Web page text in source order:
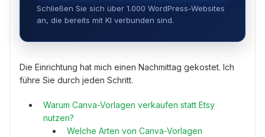
Schließen Sie sich über 1.000 WordPress-Websites
an, die bereits mit KI verbunden sind.
Die Einrichtung hat mich einen Nachmittag gekostet. Ich
führe Sie durch jeden Schritt.
Warum Canva-Vorlagen verkaufen statt Etsy
nutzen?
Welche Arten von Canva-Vorlagen